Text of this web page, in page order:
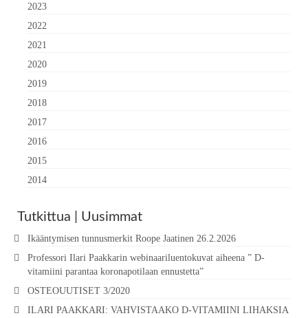
2023
2022
2021
2020
2019
2018
2017
2016
2015
2014
Tutkittua | Uusimmat
Ikääntymisen tunnusmerkit Roope Jaatinen 26.2.2026
Professori Ilari Paakkarin webinaariluentokuvat aiheena ” D-
vitamiini parantaa koronapotilaan ennustetta”
OSTEOUUTISET 3/2020
ILARI PAAKKARI: VAHVISTAAKO D-VITAMIINI LIHAKSIA